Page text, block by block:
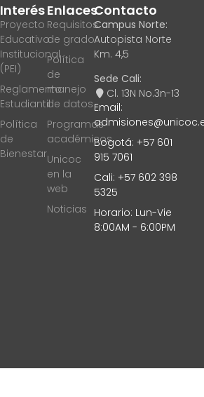
Enlaces
Requisitos
de grado
Política
de
manejo
de datos
Programas
académicos
Unicoc
en la
web
Noticias
Interés
Proyecto
Educativo
Institucional
(PEI)
Reglamento
Estudiantil
Política
de
Bienestar
Contacto
Campus Norte:
Autopista Norte
Km. 4,5
Sede Cali:
Cl. 13N No.3n-13
Email:
Bogotá: +57 601
915 7061
Cali: +57 602 398
5325
Horario: Lun-Vie
8:00AM - 6:00PM